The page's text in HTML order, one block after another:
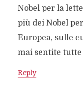
Nobel per la
più dei Nobel
Europea, sulle
mai sentite tutte
Reply